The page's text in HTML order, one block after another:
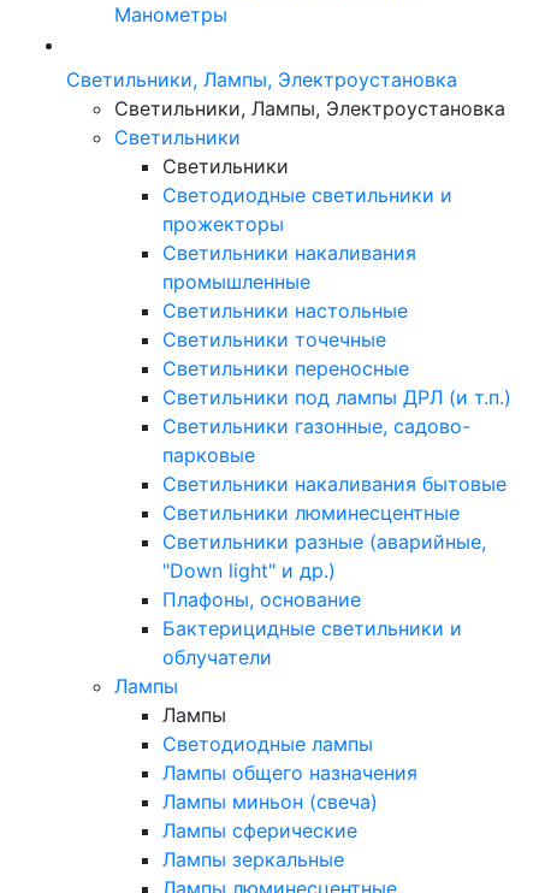
Манометры
Светильники, Лампы, Электроустановка
Светильники, Лампы, Электроустановка
Светильники
Светильники
Светодиодные светильники и
прожекторы
Светильники накаливания
промышленные
Светильники настольные
Светильники точечные
Светильники переносные
Светильники под лампы ДРЛ (и т.п.)
Светильники газонные, садово-
парковые
Светильники накаливания бытовые
Светильники люминесцентные
Светильники разные (аварийные,
"Down light" и др.)
Плафоны, основание
Бактерицидные светильники и
облучатели
Лампы
Лампы
Светодиодные лампы
Лампы общего назначения
Лампы миньон (свеча)
Лампы сферические
Лампы зеркальные
Лампы люминесцентные